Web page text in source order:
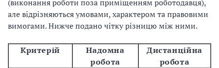
(виконання роботи поза приміщенням роботодавця),
але відрізняються умовами, характером та правовими
вимогами. Нижче подано чітку різницю між ними.
Критерій
Надомна
робота
Дистанційна
робота